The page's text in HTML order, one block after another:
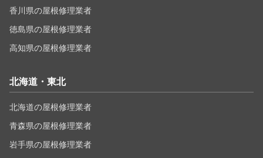
香川県の屋根修理業者
徳島県の屋根修理業者
高知県の屋根修理業者
北海道・東北
北海道の屋根修理業者
青森県の屋根修理業者
岩手県の屋根修理業者